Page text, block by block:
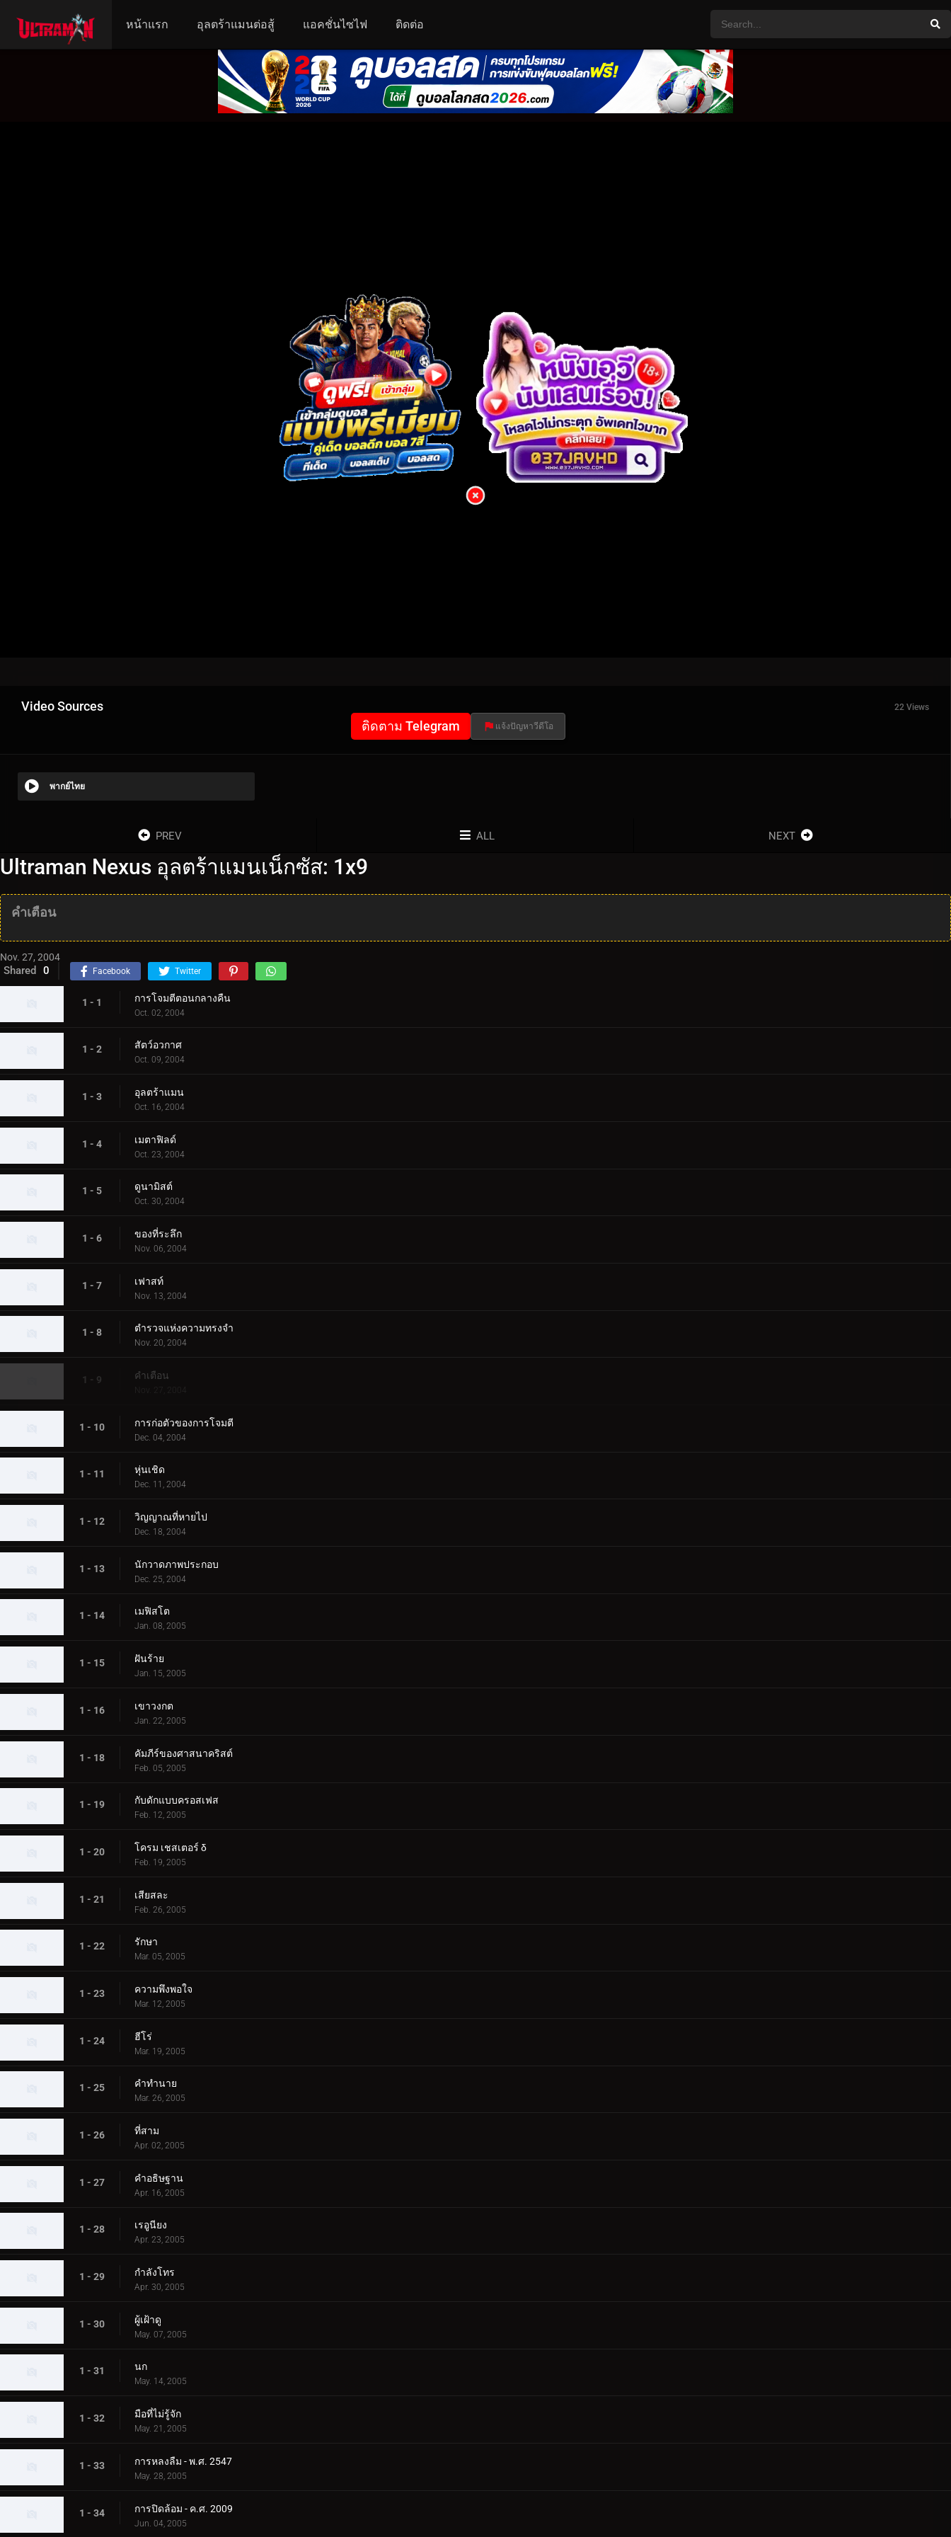
หน้าแรก อุลตร้าแมนต่อสู้ แอคชั่นไซไฟ ติดต่อ
Video Sources 22 Views
ติดตาม Telegram แจ้งปัญหาวีดีโอ
พากย์ไทย
PREV ALL NEXT
Ultraman Nexus อุลตร้าแมนเน็กซัส: 1x9
คำเตือน
Nov. 27, 2004
Shared 0 Facebook Twitter
1 - 1 การโจมตีตอนกลางคืน
Oct. 02, 2004
1 - 2 สัตว์อวกาศ
Oct. 09, 2004
1 - 3 อุลตร้าแมน
Oct. 16, 2004
1 - 4 เมตาฟิลด์
Oct. 23, 2004
1 - 5 ดูนามิสต์
Oct. 30, 2004
1 - 6 ของที่ระลึก
Nov. 06, 2004
1 - 7 เฟาสท์
Nov. 13, 2004
1 - 8 ตำรวจแห่งความทรงจำ
Nov. 20, 2004
1 - 9 คำเตือน
1 - 10 การก่อตัวของการโจมตี
Dec. 04, 2004
1 - 11 หุ่นเชิด
Dec. 11, 2004
1 - 12 วิญญาณที่หายไป
Dec. 18, 2004
1 - 13 นักวาดภาพประกอบ
Dec. 25, 2004
1 - 14 เมฟิสโต
Jan. 08, 2005
1 - 15 ฝันร้าย
Jan. 15, 2005
1 - 16 เขาวงกต
Jan. 22, 2005
1 - 18 คัมภีร์ของศาสนาคริสต์
Feb. 05, 2005
1 - 19 กับดักแบบครอสเฟส
Feb. 12, 2005
1 - 20 โครม เชสเตอร์ δ
Feb. 19, 2005
1 - 21 เสียสละ
Feb. 26, 2005
1 - 22 รักษา
Mar. 05, 2005
1 - 23 ความพึงพอใจ
Mar. 12, 2005
1 - 24 ฮีโร่
Mar. 19, 2005
1 - 25 คำทำนาย
Mar. 26, 2005
1 - 26 ที่สาม
Apr. 02, 2005
1 - 27 คำอธิษฐาน
Apr. 16, 2005
1 - 28 เรอูนียง
Apr. 23, 2005
1 - 29 กำลังโทร
Apr. 30, 2005
1 - 30 ผู้เฝ้าดู
May. 07, 2005
1 - 31 นก
May. 14, 2005
1 - 32 มือที่ไม่รู้จัก
May. 21, 2005
1 - 33 การหลงลืม - พ.ศ. 2547
May. 28, 2005
1 - 34 การปิดล้อม - ค.ศ. 2009
Jun. 04, 2005